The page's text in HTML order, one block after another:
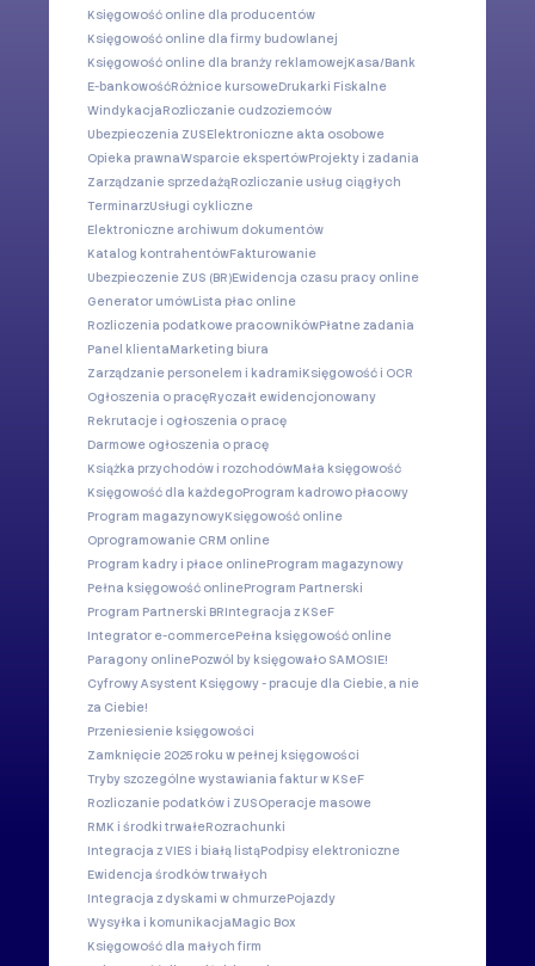
Księgowość online dla producentów
Księgowość online dla firmy budowlanej
Księgowość online dla branży reklamowejKasa/Bank
E-bankowośćRóżnice kursoweDrukarki Fiskalne
WindykacjaRozliczanie cudzoziemców
Ubezpieczenia ZUSElektroniczne akta osobowe
Opieka prawnaWsparcie ekspertówProjekty i zadania
Zarządzanie sprzedażąRozliczanie usług ciągłych
TerminarzUsługi cykliczne
Elektroniczne archiwum dokumentów
Katalog kontrahentówFakturowanie
Ubezpieczenie ZUS (BR)Ewidencja czasu pracy online
Generator umówLista płac online
Rozliczenia podatkowe pracownikówPłatne zadania
Panel klientaMarketing biura
Zarządzanie personelem i kadramiKsięgowość i OCR
Ogłoszenia o pracęRyczałt ewidencjonowany
Rekrutacje i ogłoszenia o pracę
Darmowe ogłoszenia o pracę
Książka przychodów i rozchodówMała księgowość
Księgowość dla każdegoProgram kadrowo płacowy
Program magazynowyKsięgowość online
Oprogramowanie CRM online
Program kadry i płace onlineProgram magazynowy
Pełna księgowość onlineProgram Partnerski
Program Partnerski BRIntegracja z KSeF
Integrator e-commercePełna księgowość online
Paragony onlinePozwól by księgowało SAMOSIE!
Cyfrowy Asystent Księgowy - pracuje dla Ciebie, a nie
za Ciebie!
Przeniesienie księgowości
Zamknięcie 2025 roku w pełnej księgowości
Tryby szczególne wystawiania faktur w KSeF
Rozliczanie podatków i ZUSOperacje masowe
RMK i środki trwałeRozrachunki
Integracja z VIES i białą listąPodpisy elektroniczne
Ewidencja środków trwałych
Integracja z dyskami w chmurzePojazdy
Wysyłka i komunikacjaMagic Box
Księgowość dla małych firm